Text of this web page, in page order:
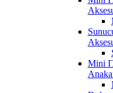
Mini